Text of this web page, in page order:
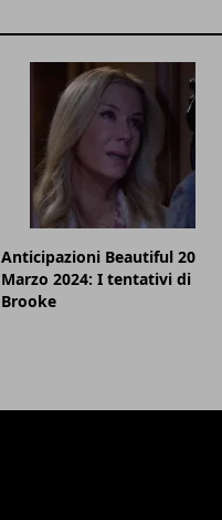
Anticipazioni Beautiful 20
Marzo 2024: I tentativi di
Brooke